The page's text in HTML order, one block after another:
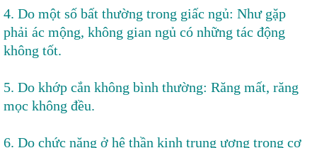
4. Do một số bất thường trong giấc ngủ: Như gặp
phải ác mộng, không gian ngủ có những tác động
không tốt.
5. Do khớp cắn không bình thường: Răng mất, răng
mọc không đều.
6. Do chức năng ở hệ thần kinh trung ương trong cơ